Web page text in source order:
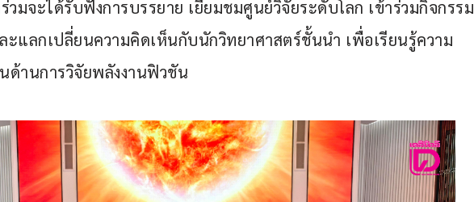
วมจะได้รับฟังการบรรยาย เยี่ยมชมศูนย์วิจัยระดับโลก เข้าร่วมกิจกรรม
แลกเปลี่ยนความคิดเห็นกับนักวิทยาศาสตร์ชั้นนำ เพื่อเรียนรู้ความ
ด้านการวิจัยพลังงานฟิวชัน